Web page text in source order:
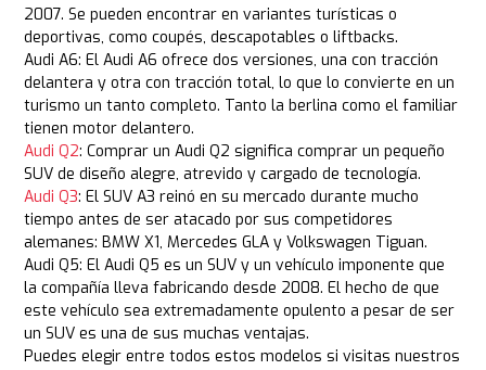
2007. Se pueden encontrar en variantes turísticas o
deportivas, como coupés, descapotables o liftbacks.
Audi A6: El Audi A6 ofrece dos versiones, una con tracción
delantera y otra con tracción total, lo que lo convierte en un
turismo un tanto completo. Tanto la berlina como el familiar
tienen motor delantero.
Audi Q2: Comprar un Audi Q2 significa comprar un pequeño
SUV de diseño alegre, atrevido y cargado de tecnología.
Audi Q3: El SUV A3 reinó en su mercado durante mucho
tiempo antes de ser atacado por sus competidores
alemanes: BMW X1, Mercedes GLA y Volkswagen Tiguan.
Audi Q5: El Audi Q5 es un SUV y un vehículo imponente que
la compañía lleva fabricando desde 2008. El hecho de que
este vehículo sea extremadamente opulento a pesar de ser
un SUV es una de sus muchas ventajas.
Puedes elegir entre todos estos modelos si visitas nuestros